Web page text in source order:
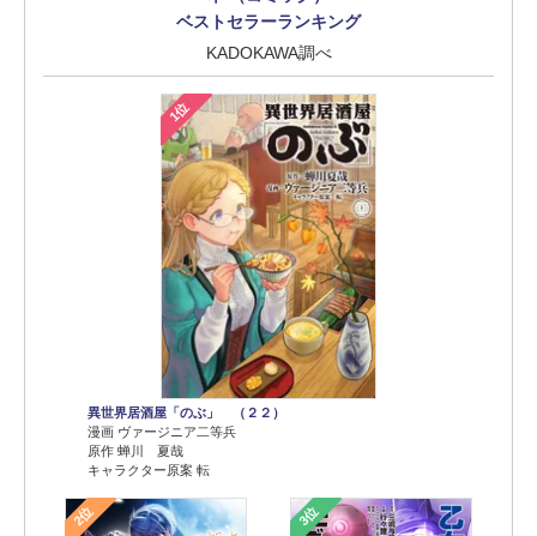
ベストセラーランキング
KADOKAWA調べ
1位
異世界居酒屋「のぶ」 （２２）
漫画 ヴァージニア二等兵
原作 蝉川 夏哉
キャラクター原案 転
2位 3位